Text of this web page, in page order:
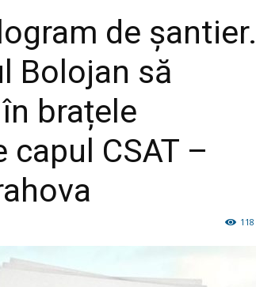
de șantier.
Bolojan să
brațele
CSAT –
118